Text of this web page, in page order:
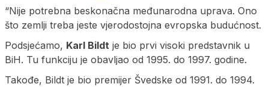
“Nije potrebna beskonačna međunarodna uprava. Ono
što zemlji treba jeste vjerodostojna evropska budućnost.
Podsjećamo, Karl Bildt je bio prvi visoki predstavnik u
BiH. Tu funkciju je obavljao od 1995. do 1997. godine.
Takođe, Bildt je bio premijer Švedske od 1991. do 1994.